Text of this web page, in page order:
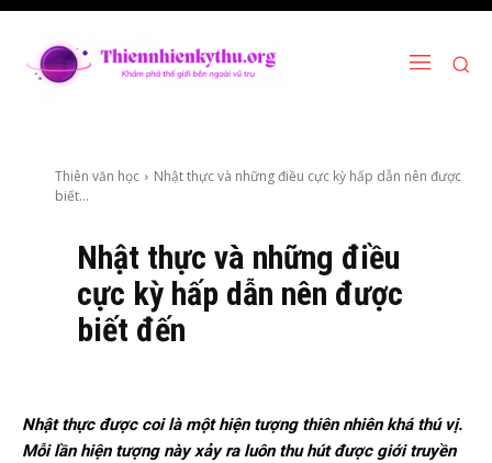
Thiên văn học
Nhật thực và những điều cực kỳ hấp dẫn nên được
biết...
Nhật thực và những điều
cực kỳ hấp dẫn nên được
biết đến
Nhật thực được coi là một hiện tượng thiên nhiên khá thú vị.
Mỗi lần hiện tượng này xảy ra luôn thu hút được giới truyền